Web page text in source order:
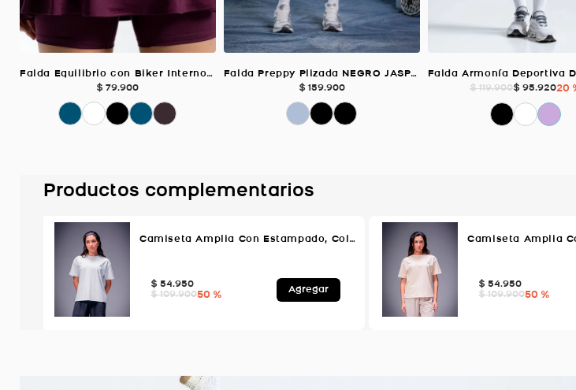
Falda Equilibrio con Biker Interno, Color Uva Para Mujer
$ 79.900
Falda Preppy Plizada NEGRO JASPE Para Mujer
$ 159.900
$ 119.900$ 95.92020
Productos complementarios
Camiseta Amplia Con Estampado, Color VERDE AGUA Para Mujer
$ 54.950
$ 109.90050 % Agregar
$ 54.950
$ 109.90050 %